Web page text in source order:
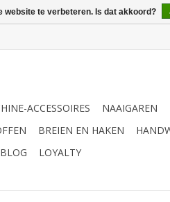
ACCESSOIRES NAAIGAREN
BREIEN EN HAKEN
LOYALTY
website te verbeteren. Is dat akkoord?